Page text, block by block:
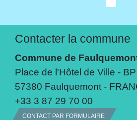
Contacter la commune
Commune de
Place de l'Hôtel de Ville -
57380 Faulquemont -
+33 3 87 29 70 00
CONTACT PAR FORMULAIRE